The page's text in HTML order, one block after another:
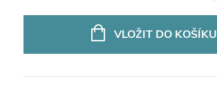
VLOŽIT DO KOŠÍKU